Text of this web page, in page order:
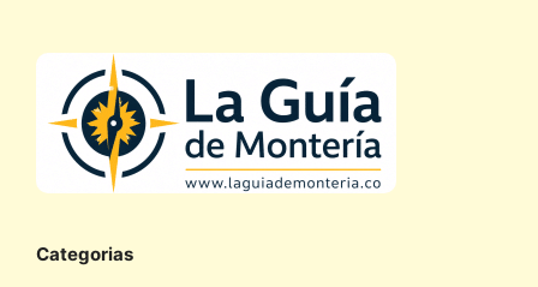
Categorias